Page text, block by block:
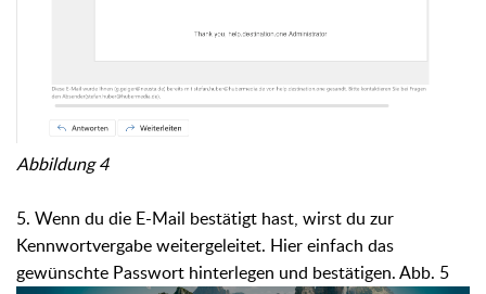
Abbildung 4
5. Wenn du die E-Mail bestätigt hast, wirst du zur
Kennwortvergabe weitergeleitet. Hier einfach das
gewünschte Passwort hinterlegen und bestätigen. Abb. 5